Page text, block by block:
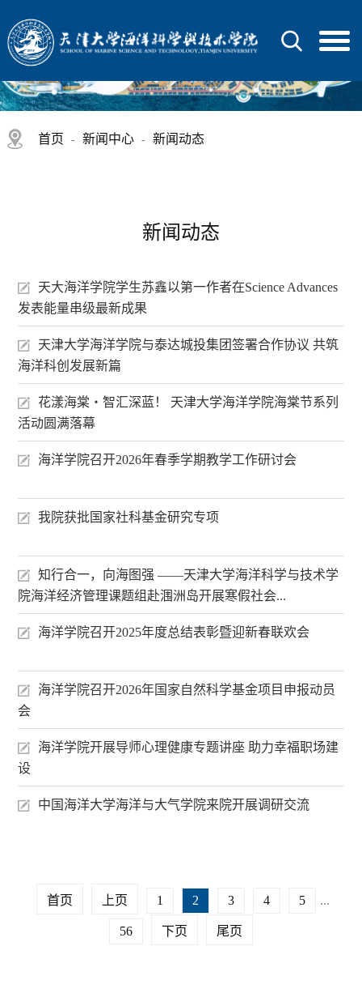
首页 - 新闻中心 - 新闻动态
新闻动态
天大海洋学院学生苏鑫以第一作者在Science Advances
发表能量串级最新成果
天津大学海洋学院与泰达城投集团签署合作协议 共筑
海洋科创发展新篇
花漾海棠・智汇深蓝！ 天津大学海洋学院海棠节系列
活动圆满落幕
海洋学院召开2026年春季学期教学工作研讨会
我院获批国家社科基金研究专项
知行合一，向海图强 ——天津大学海洋科学与技术学
院海洋经济管理课题组赴涠洲岛开展寒假社会...
海洋学院召开2025年度总结表彰暨迎新春联欢会
海洋学院召开2026年国家自然科学基金项目申报动员
会
海洋学院开展导师心理健康专题讲座 助力幸福职场建
设
中国海洋大学海洋与大气学院来院开展调研交流
首页 上页 1 2 3 4 5 ...
56 下页 尾页